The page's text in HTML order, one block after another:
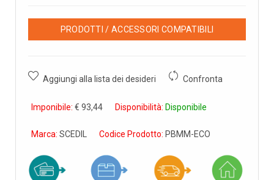
PRODOTTI / ACCESSORI COMPATIBILI
Aggiungi alla lista dei desideri Confronta
Imponibile: € 93,44 Disponibilità: Disponibile
Marca: SCEDIL Codice Prodotto: PBMM-ECO